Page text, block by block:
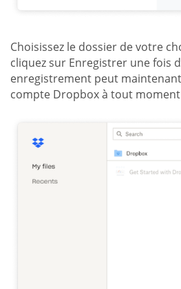
Choisissez le dossier de votre
cliquez sur Enregistrer une fois
enregistrement peut
compte Dropbox à tout